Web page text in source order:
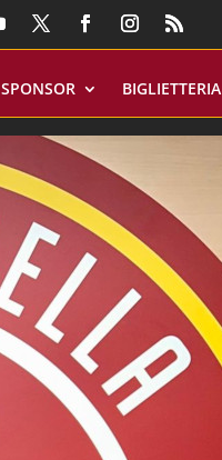
SPONSOR BIGLIETTERIA